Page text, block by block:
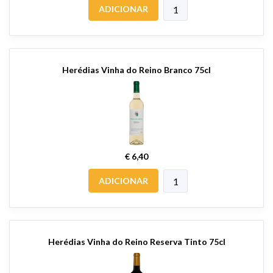
ADICIONAR
Herédias Vinha do Reino Branco 75cl
€ 6,40
ADICIONAR
Herédias Vinha do Reino Reserva Tinto 75cl